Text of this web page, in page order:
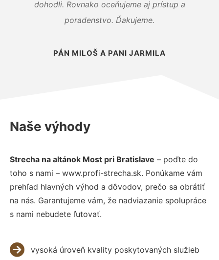
dohodli. Rovnako oceňujeme aj prístup a
poradenstvo. Ďakujeme.
PÁN MILOŠ A PANI JARMILA
Naše výhody
Strecha na altánok Most pri Bratislave – poďte do
toho s nami – www.profi-strecha.sk. Ponúkame vám
prehľad hlavných výhod a dôvodov, prečo sa obrátiť
na nás. Garantujeme vám, že nadviazanie spolupráce
s nami nebudete ľutovať.
vysoká úroveň kvality poskytovaných služieb